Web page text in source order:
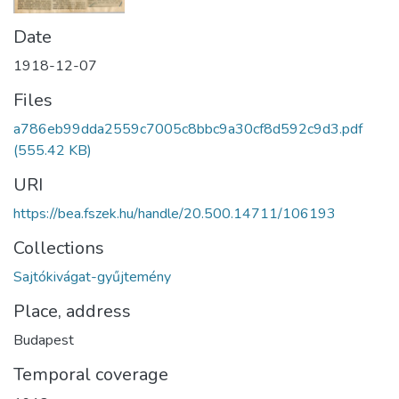
Date
1918-12-07
Files
a786eb99dda2559c7005c8bbc9a30cf8d592c9d3.pdf
(555.42 KB)
URI
https://bea.fszek.hu/handle/20.500.14711/106193
Collections
Sajtókivágat-gyűjtemény
Place, address
Budapest
Temporal coverage